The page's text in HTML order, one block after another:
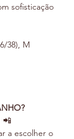
sofisticação
38), M
📲
a escolher o